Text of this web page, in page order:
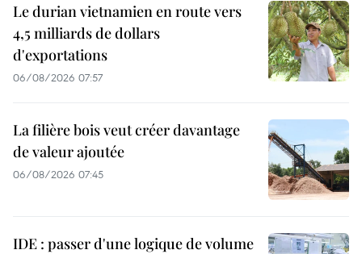
Le durian vietnamien en route vers
4,5 milliards de dollars
d'exportations
06/08/2026 07:57
La filière bois veut créer davantage
de valeur ajoutée
06/08/2026 07:45
IDE : passer d'une logique de volume